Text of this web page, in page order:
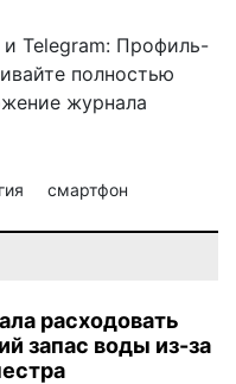
и Telegram: Профиль-
полностью
журнала
смартфон
расходовать
запас воды из-за